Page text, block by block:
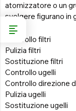
atomizzatore o un
svolgere figurano in
Controllo filtri
Pulizia filtri
Sostituzione filtri
Controllo ugelli
Controllo direzione
Pulizia ugelli
Sostituzione ugelli